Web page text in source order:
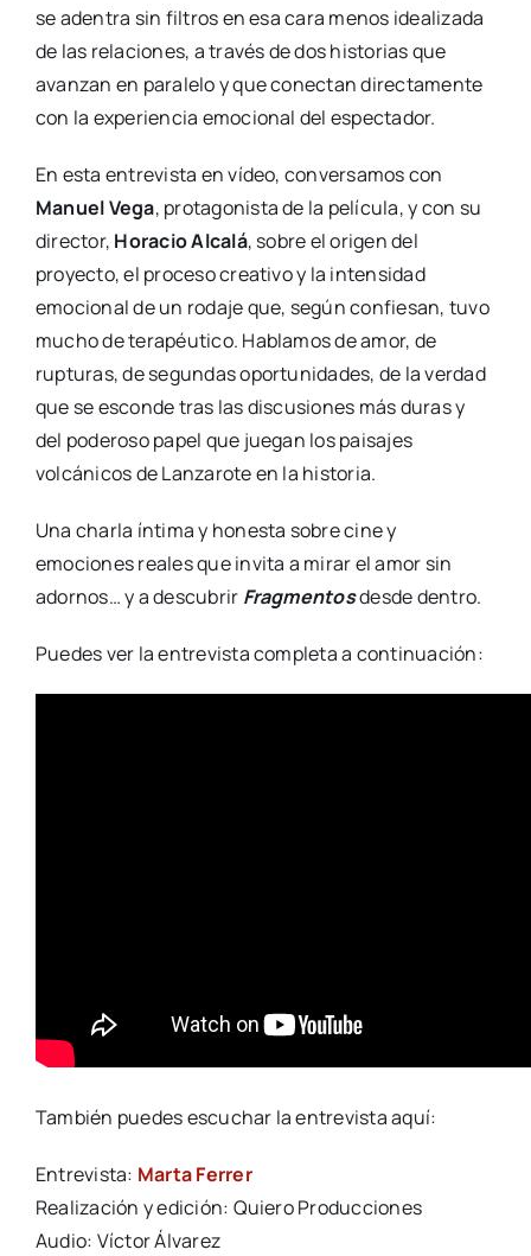
se adentra sin filtros en esa cara menos idealizada
de las relaciones, a través de dos historias que
avanzan en paralelo y que conectan directamente
con la experiencia emocional del espectador.
En esta entrevista en vídeo, conversamos con
Manuel Vega, protagonista de la película, y con su
director, Horacio Alcalá, sobre el origen del
proyecto, el proceso creativo y la intensidad
emocional de un rodaje que, según confiesan, tuvo
mucho de terapéutico. Hablamos de amor, de
rupturas, de segundas oportunidades, de la verdad
que se esconde tras las discusiones más duras y
del poderoso papel que juegan los paisajes
volcánicos de Lanzarote en la historia.
Una charla íntima y honesta sobre cine y
emociones reales que invita a mirar el amor sin
adornos… y a descubrir Fragmentosdesde dentro.
Puedes ver la entrevista completa a continuación:
También puedes escuchar la entrevista aquí:
Entrevista: Marta Ferrer
Realización y edición: Quiero Producciones
Audio: Víctor Álvarez